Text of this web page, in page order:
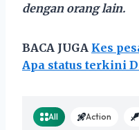
dengan orang lain.
BACA JUGA Kes
Apa status terkini